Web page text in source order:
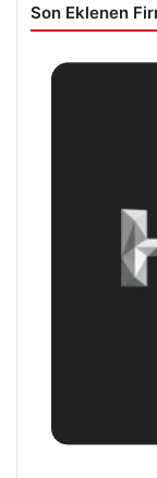
Son Eklenen